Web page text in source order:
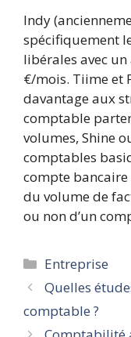
Indy
spécifiquement
libérales avec
€/mois. Tiime et
davantage aux
comptable
volumes, Shine
comptables
compte
du volume de
ou non d’un
Catégories
Entreprise
Quelles
comptable ?